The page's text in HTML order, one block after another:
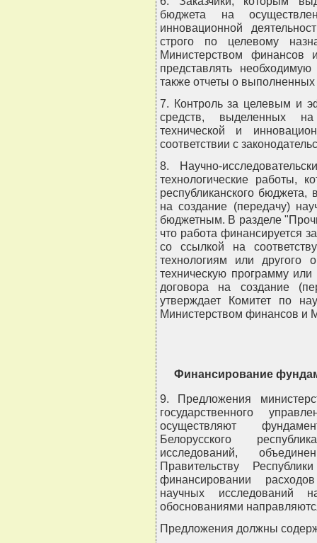
бюджета на
инновационной
строго по целевому
Министерством финансов
представлять
также отчеты о выполненных
7. Контроль за целевым и
средств, выделенных
технической и
соответствии с
8. Научно-
технологические работы,
республиканского
на создание (передачу)
бюджетным. В разделе
что работа финансируется
со ссылкой на
технологиям или другого
техническую программу
договора на создание
утверждает Комитет по
Министерством финансов и
Финансирование
9. Предложения
государственного
осуществляют
Белорусского
исследований,
Правительству
финансировании
научных исследований
обоснованиями
Предложения должны